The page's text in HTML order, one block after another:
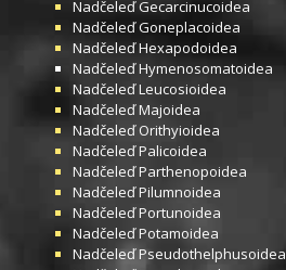
NadčeleďGecarcinucoidea
NadčeleďGoneplacoidea
NadčeleďHexapodoidea
NadčeleďHymenosomatoidea
NadčeleďLeucosioidea
NadčeleďMajoidea
NadčeleďOrithyioidea
NadčeleďPalicoidea
NadčeleďParthenopoidea
NadčeleďPilumnoidea
NadčeleďPortunoidea
NadčeleďPotamoidea
NadčeleďPseudothelphusoidea